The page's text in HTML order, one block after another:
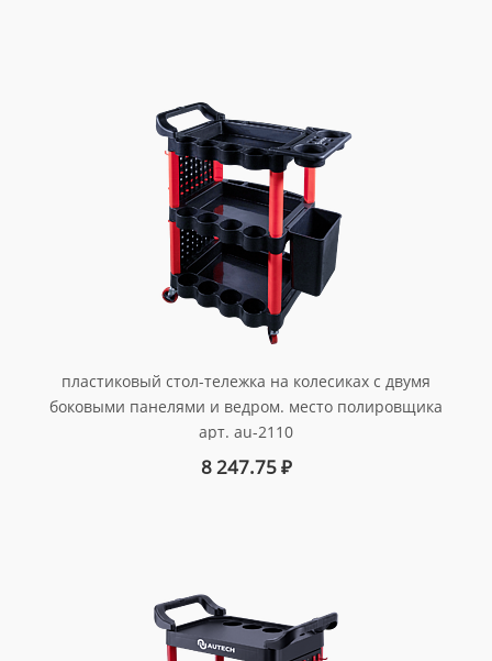
пластиковый стол-тележка на колесиках с двумя
боковыми панелями и ведром. место полировщика
арт. au-2110
8 247.75₽